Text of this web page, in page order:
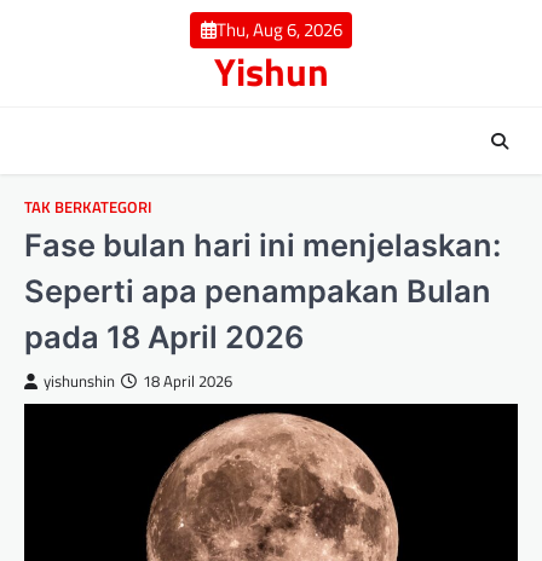
Thu, Aug 6, 2026
Yishun
TAK BERKATEGORI
Fase bulan hari ini menjelaskan:
Seperti apa penampakan Bulan
pada 18 April 2026
yishunshin 18 April 2026